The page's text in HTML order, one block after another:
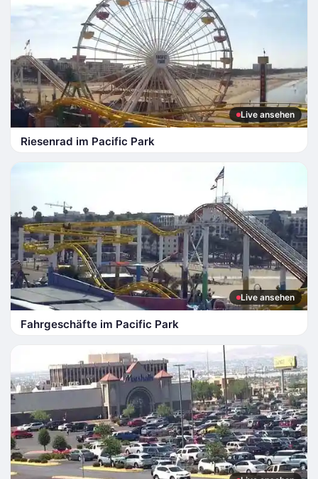
Live ansehen
Riesenrad im Pacific Park
Live ansehen
Fahrgeschäfte im Pacific Park